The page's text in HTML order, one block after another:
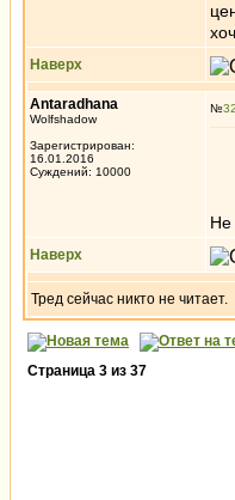
Наверх
Antaradhana
Wolfshadow
Зарегистрирован:
16.01.2016
Суждений: 10000
№
Не
Наверх
Тред сейчас никто не читает.
Страница 3 из 37